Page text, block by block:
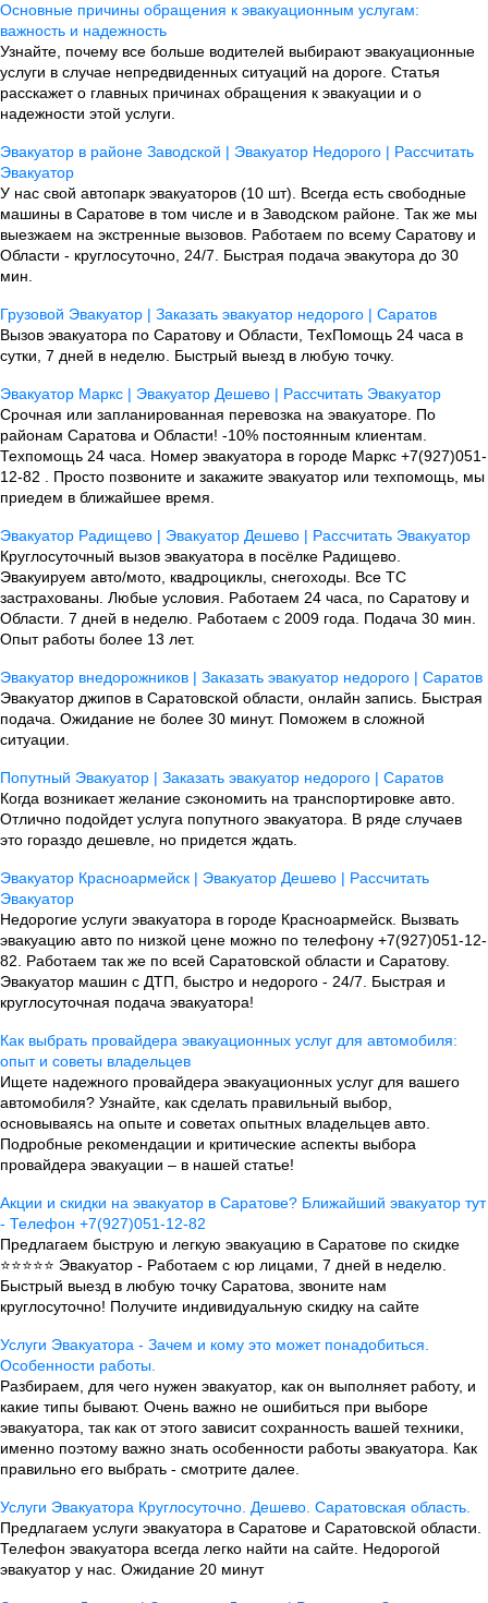
Основные причины обращения к эвакуационным услугам:
важность и надежность
Узнайте, почему все больше водителей выбирают эвакуационные
услуги в случае непредвиденных ситуаций на дороге. Статья
расскажет о главных причинах обращения к эвакуации и о
надежности этой услуги.
Эвакуатор в районе Заводской | Эвакуатор Недорого | Рассчитать
Эвакуатор
У нас свой автопарк эвакуаторов (10 шт). Всегда есть свободные
машины в Саратове в том числе и в Заводском районе. Так же мы
выезжаем на экстренные вызовов. Работаем по всему Саратову и
Области - круглосуточно, 24/7. Быстрая подача эвакутора до 30
мин.
Грузовой Эвакуатор | Заказать эвакуатор недорого | Саратов
Вызов эвакуатора по Саратову и Области, ТехПомощь 24 часа в
сутки, 7 дней в неделю. Быстрый выезд в любую точку.
Эвакуатор Маркс | Эвакуатор Дешево | Рассчитать Эвакуатор
Срочная или запланированная перевозка на эвакуаторе. По
районам Саратова и Области! -10% постоянным клиентам.
Техпомощь 24 часа. Номер эвакуатора в городе Маркс +7(927)051-
12-82 . Просто позвоните и закажите эвакуатор или техпомощь, мы
приедем в ближайшее время.
Эвакуатор Радищево | Эвакуатор Дешево | Рассчитать Эвакуатор
Круглосуточный вызов эвакуатора в посёлке Радищево.
Эвакуируем авто/мото, квадроциклы, снегоходы. Все ТС
застрахованы. Любые условия. Работаем 24 часа, по Саратову и
Области. 7 дней в неделю. Работаем с 2009 года. Подача 30 мин.
Опыт работы более 13 лет.
Эвакуатор внедорожников | Заказать эвакуатор недорого | Саратов
Эвакуатор джипов в Саратовской области, онлайн запись. Быстрая
подача. Ожидание не более 30 минут. Поможем в сложной
ситуации.
Попутный Эвакуатор | Заказать эвакуатор недорого | Саратов
Когда возникает желание сэкономить на транспортировке авто.
Отлично подойдет услуга попутного эвакуатора. В ряде случаев
это гораздо дешевле, но придется ждать.
Эвакуатор Красноармейск | Эвакуатор Дешево | Рассчитать
Эвакуатор
Недорогие услуги эвакуатора в городе Красноармейск. Вызвать
эвакуацию авто по низкой цене можно по телефону +7(927)051-12-
82. Работаем так же по всей Саратовской области и Саратову.
Эвакуатор машин с ДТП, быстро и недорого - 24/7. Быстрая и
круглосуточная подача эвакуатора!
Как выбрать провайдера эвакуационных услуг для автомобиля:
опыт и советы владельцев
Ищете надежного провайдера эвакуационных услуг для вашего
автомобиля? Узнайте, как сделать правильный выбор,
основываясь на опыте и советах опытных владельцев авто.
Подробные рекомендации и критические аспекты выбора
провайдера эвакуации – в нашей статье!
Акции и скидки на эвакуатор в Саратове? Ближайший эвакуатор тут
- Телефон +7(927)051-12-82
Предлагаем быструю и легкую эвакуацию в Саратове по скидке
⭐⭐⭐⭐⭐ Эвакуатор - Работаем с юр лицами, 7 дней в неделю.
Быстрый выезд в любую точку Саратова, звоните нам
круглосуточно! Получите индивидуальную скидку на сайте
Услуги Эвакуатора - Зачем и кому это может понадобиться.
Особенности работы.
Разбираем, для чего нужен эвакуатор, как он выполняет работу, и
какие типы бывают. Очень важно не ошибиться при выборе
эвакуатора, так как от этого зависит сохранность вашей техники,
именно поэтому важно знать особенности работы эвакуатора. Как
правильно его выбрать - смотрите далее.
Услуги Эвакуатора Круглосуточно. Дешево. Саратовская область.
Предлагаем услуги эвакуатора в Саратове и Саратовской области.
Телефон эвакуатора всегда легко найти на сайте. Недорогой
эвакуатор у нас. Ожидание 20 минут